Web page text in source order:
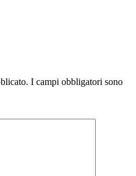
I campi obbligatori sono